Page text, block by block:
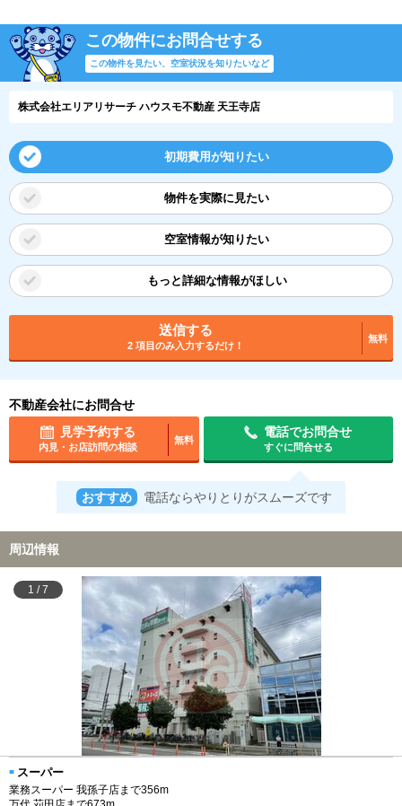
この物件にお問合せする
この物件を見たい、空室状況を知りたいなど
株式会社エリアリサーチ ハウスモ不動産 天王寺店
初期費用が知りたい
物件を実際に見たい
空室情報が知りたい
もっと詳細な情報がほしい
送信する
2 項目のみ入力するだけ！
無料
不動産会社にお問合せ
見学予約する
内見・お店訪問の相談
無料
電話でお問合せ
すぐに問合せる
おすすめ 電話ならやりとりがスムーズです
周辺情報
1 /7
スーパー
業務スーパー 我孫子店まで356m